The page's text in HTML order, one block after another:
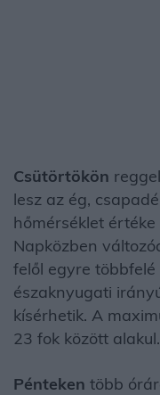
Csütörtökön
lesz az ég,
hőmérséklet
Napközben
felől egyre
északnyugati
kísérhetik. A
23 fok között alakul.
Pénteken több